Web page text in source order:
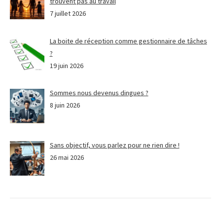
7 juillet 2026
La boite de réception comme gestionnaire de tâches
?
19 juin 2026
Sommes nous devenus dingues ?
8 juin 2026
Sans objectif, vous parlez pour ne rien dire !
26 mai 2026